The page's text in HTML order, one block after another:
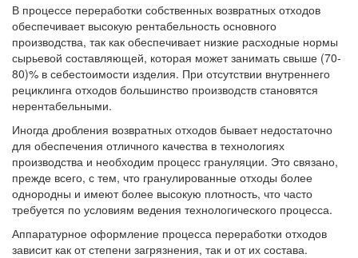
В процессе переработки собственных возвратных отходов
обеспечивает высокую рентабельность основного
производства, так как обеспечивает низкие расходные нормы
сырьевой составляющей, которая может занимать свыше (70-
80)% в себестоимости изделия. При отсутствии внутреннего
рециклинга отходов большинство производств становятся
нерентабельными.
Иногда дробления возвратных отходов бывает недостаточно
для обеспечения отличного качества в технологиях
производства и необходим процесс грануляции. Это связано,
прежде всего, с тем, что гранулированные отходы более
однородны и имеют более высокую плотность, что часто
требуется по условиям ведения технологического процесса.
Аппаратурное оформление процесса переработки отходов
зависит как от степени загрязнения, так и от их состава.